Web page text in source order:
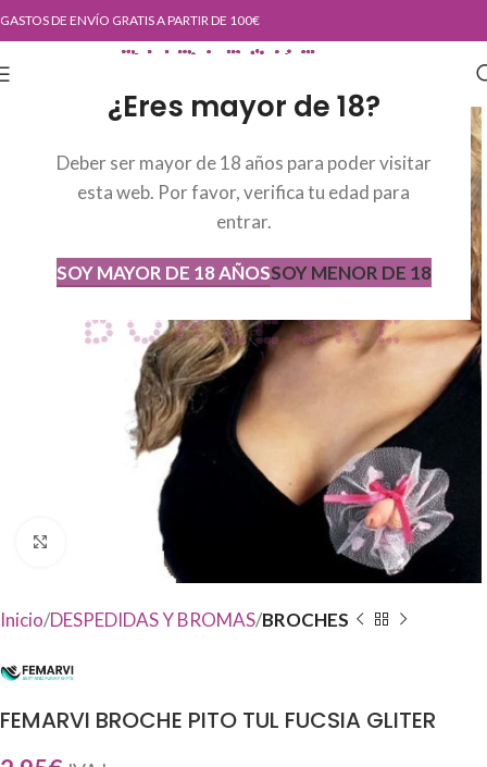
¿Eres mayor de 18?
Deber ser mayor de 18 años para poder visitar
esta web. Por favor, verifica tu edad para
entrar.
SOY MAYOR DE 18 AÑOSSOY MENOR DE 18
GASTOS DE ENVÍO GRATIS A PARTIR DE 100€
Haga Click para agrandar
Inicio DESPEDIDAS Y BROMAS BROCHES
FEMARVI BROCHE PITO TUL FUCSIA GLITER